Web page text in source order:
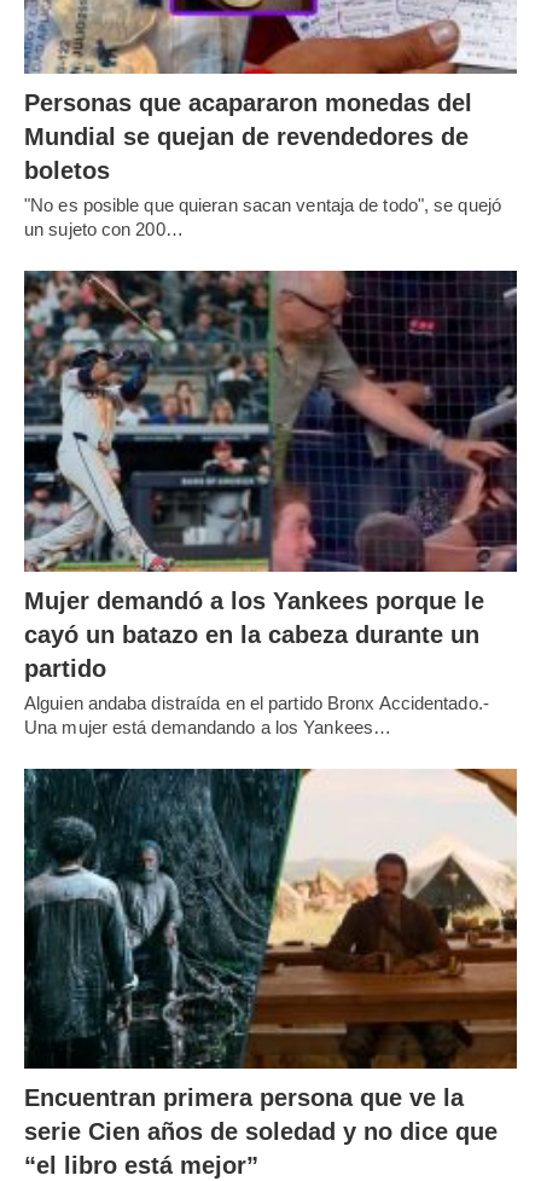
Personas que acapararon monedas del
Mundial se quejan de revendedores de
boletos
"No es posible que quieran sacan ventaja de todo", se quejó
un sujeto con 200…
Mujer demandó a los Yankees porque le
cayó un batazo en la cabeza durante un
partido
Alguien andaba distraída en el partido Bronx Accidentado.-
Una mujer está demandando a los Yankees…
Encuentran primera persona que ve la
serie Cien años de soledad y no dice que
“el libro está mejor”